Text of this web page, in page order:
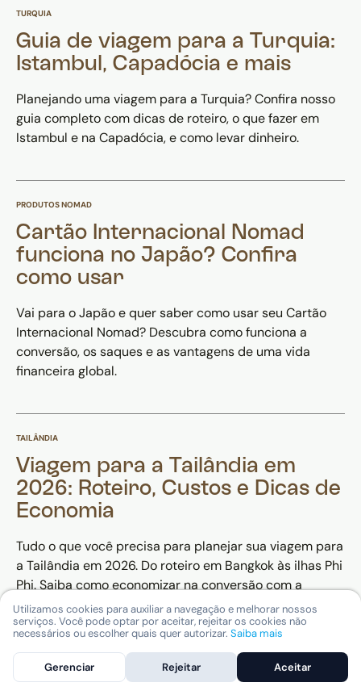
TURQUIA
Guia de viagem para a Turquia:
Istambul, Capadócia e mais
Planejando uma viagem para a Turquia? Confira nosso
guia completo com dicas de roteiro, o que fazer em
Istambul e na Capadócia, e como levar dinheiro.
PRODUTOS NOMAD
Cartão Internacional Nomad
funciona no Japão? Confira
como usar
Vai para o Japão e quer saber como usar seu Cartão
Internacional Nomad? Descubra como funciona a
conversão, os saques e as vantagens de uma vida
financeira global.
TAILÂNDIA
Viagem para a Tailândia em
2026: Roteiro, Custos e Dicas de
Economia
Tudo o que você precisa para planejar sua viagem para
a Tailândia em 2026. Do roteiro em Bangkok às ilhas Phi
Phi. Saiba como economizar na conversão com a
Nomad.
TAILÂNDIA
Utilizamos cookies para auxiliar a navegação e melhorar nossos
serviços. Você pode optar por aceitar, rejeitar os cookies não
necessários ou escolher quais quer autorizar. Saiba mais
Gerenciar Rejeitar Aceitar